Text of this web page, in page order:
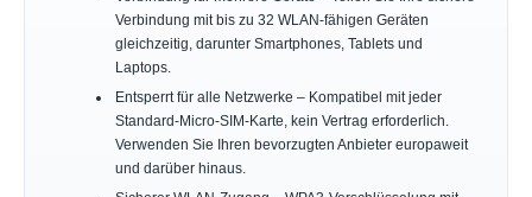
Verbindung mit bis zu 32 WLAN-fähigen Geräten
gleichzeitig, darunter Smartphones, Tablets und
Laptops.
Entsperrt für alle Netzwerke – Kompatibel mit jeder
Standard-Micro-SIM-Karte, kein Vertrag erforderlich.
Verwenden Sie Ihren bevorzugten Anbieter europaweit
und darüber hinaus.